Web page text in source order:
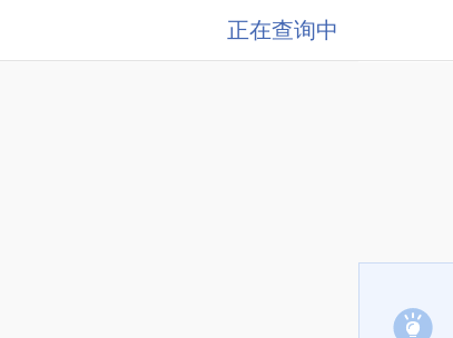
正在查询中